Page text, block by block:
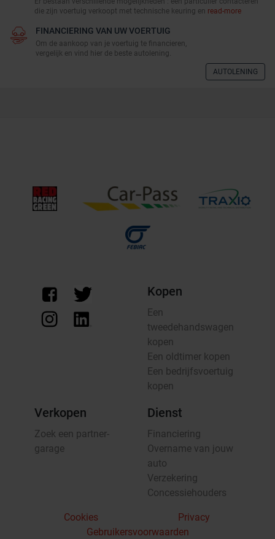
die zijn voertuig verkoopt met technische keuring en read-more
FINANCIERING VAN UW VOERTUIG
Om de aankoop van je voertuig te financieren,
vergelijk en vind hier de beste autolening.
AUTOLENING
Kopen
Een
tweedehandswagen
kopen
Een oldtimer kopen
Een bedrijfsvoertuig
kopen
Verkopen
Zoek een partner-
garage
Dienst
Financiering
Overname van jouw
auto
Verzekering
Concessiehouders
Cookies
Privacy
Gebruikersvoorwaarden